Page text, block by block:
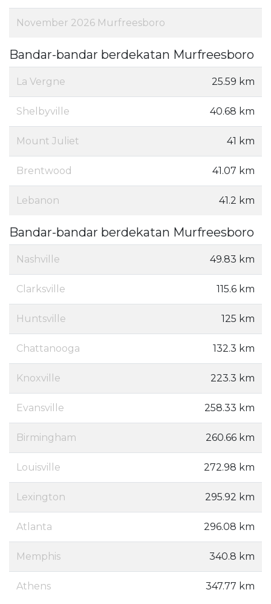
November 2026 Murfreesboro
Bandar-bandar berdekatan Murfreesboro
La Vergne 25.59 km
Shelbyville 40.68 km
Mount Juliet 41 km
Brentwood 41.07 km
Lebanon 41.2 km
Bandar-bandar berdekatan Murfreesboro
Nashville 49.83 km
Clarksville 115.6 km
Huntsville 125 km
Chattanooga 132.3 km
Knoxville 223.3 km
Evansville 258.33 km
Birmingham 260.66 km
Louisville 272.98 km
Lexington 295.92 km
Atlanta 296.08 km
Memphis 340.8 km
Athens 347.77 km